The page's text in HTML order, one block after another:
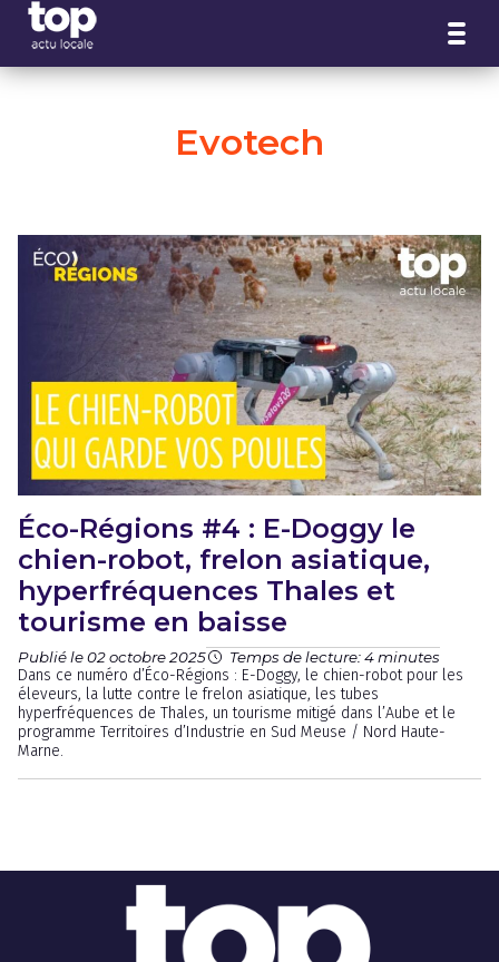
Evotech
Éco-Régions #4 : E-Doggy le
chien-robot, frelon asiatique,
hyperfréquences Thales et
tourisme en baisse
Publié le 02 octobre 2025 Temps de lecture: 4 minutes
Dans ce numéro d’Éco-Régions : E-Doggy, le chien-robot pour les
éleveurs, la lutte contre le frelon asiatique, les tubes
hyperfréquences de Thales, un tourisme mitigé dans l’Aube et le
programme Territoires d’Industrie en Sud Meuse / Nord Haute-
Marne.
Panneau de gestion des cookies